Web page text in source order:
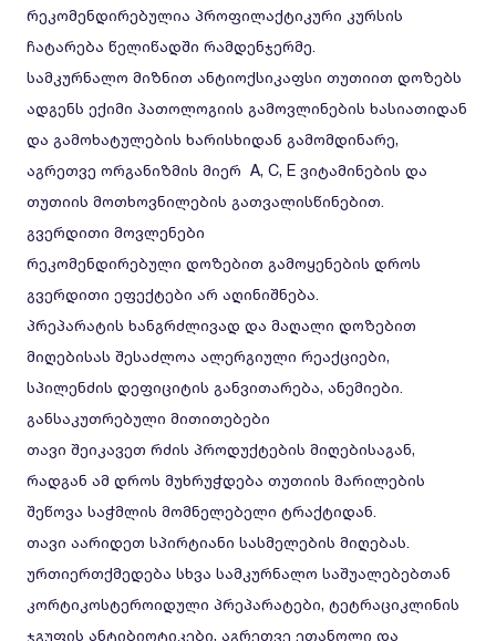
რეკომენდირებულია პროფილაქტიკური კურსის
ჩატარება წელიწადში რამდენჯერმე.
სამკურნალო მიზნით ანტიოქსიკაფსი თუთიით დოზებს
ადგენს ექიმი პათოლოგიის გამოვლინების ხასიათიდან
და გამოხატულების ხარისხიდან გამომდინარე,
აგრეთვე ორგანიზმის მიერ A, C, E ვიტამინების და
თუთიის მოთხოვნილების გათვალისწინებით.
გვერდითი მოვლენები
რეკომენდირებული დოზებით გამოყენების დროს
გვერდითი ეფექტები არ აღინიშნება.
პრეპარატის ხანგრძლივად და მაღალი დოზებით
მიღებისას შესაძლოა ალერგიული რეაქციები,
სპილენძის დეფიციტის განვითარება, ანემიები.
განსაკუთრებული მითითებები
თავი შეიკავეთ რძის პროდუქტების მიღებისაგან,
რადგან ამ დროს მუხრუჭდება თუთიის მარილების
შეწოვა საჭმლის მომნელებელი ტრაქტიდან.
თავი აარიდეთ სპირტიანი სასმელების მიღებას.
ურთიერთქმედება სხვა სამკურნალო საშუალებებთან
კორტიკოსტეროიდული პრეპარატები, ტეტრაციკლინის
ჯგუფის ანტიბიოტიკები, აგრეთვე ეთანოლი და